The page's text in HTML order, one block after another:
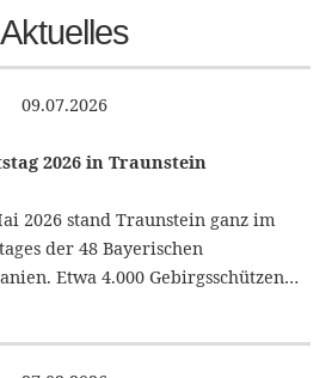
Aktuelles
09.07.2026
2026 in Traunstein
2026 stand Traunstein ganz im
der 48 Bayerischen
Etwa 4.000 Gebirgsschützen…